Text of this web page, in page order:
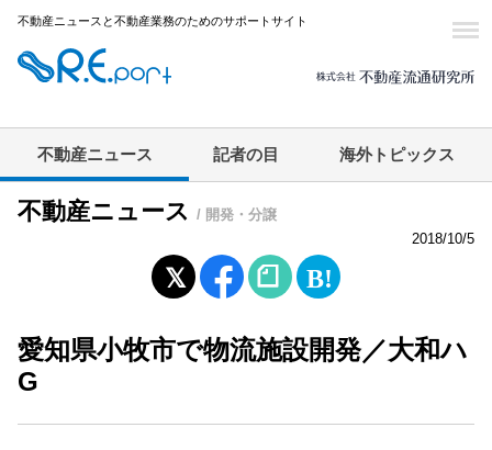
不動産ニュースと不動産業務のためのサポートサイト
不動産ニュース 記者の目 海外トピックス
不動産ニュース / 開発・分譲
2018/10/5
愛知県小牧市で物流施設開発／大和ハ
G